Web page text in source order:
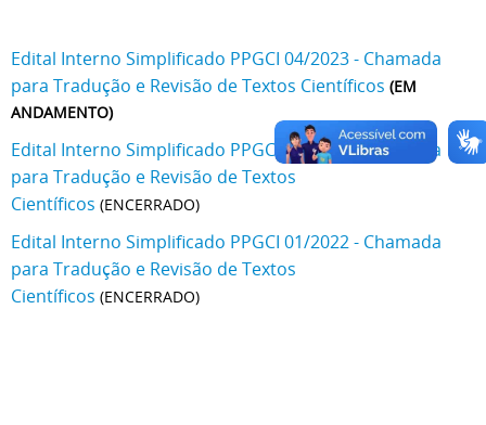
Edital Interno Simplificado PPGCI 04/2023 - Chamada
para Tradução e Revisão de Textos Científicos (EM
ANDAMENTO)
Edital Interno Simplificado PPGCI 05/2022 - Chamada
para Tradução e Revisão de Textos
Científicos (ENCERRADO)
Edital Interno Simplificado PPGCI 01/2022 - Chamada
para Tradução e Revisão de Textos
Científicos (ENCERRADO)